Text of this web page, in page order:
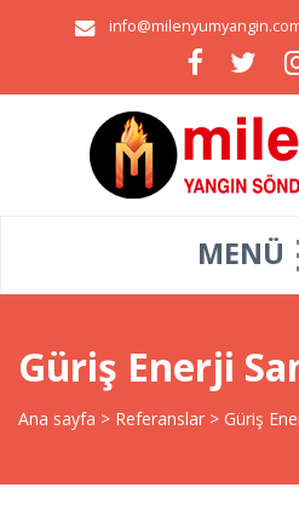
MENÜ
Güriş Enerji
Ana sayfa > Referanslar > Güriş